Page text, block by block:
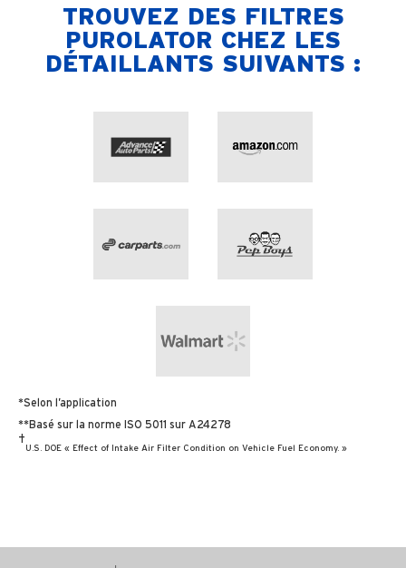
TROUVEZ DES FILTRES
PUROLATOR CHEZ LES
DÉTAILLANTS SUIVANTS :
*Selon l’application
**Basé sur la norme ISO 5011 sur A24278
†
U.S. DOE « Effect of Intake Air Filter Condition on Vehicle Fuel Economy. »